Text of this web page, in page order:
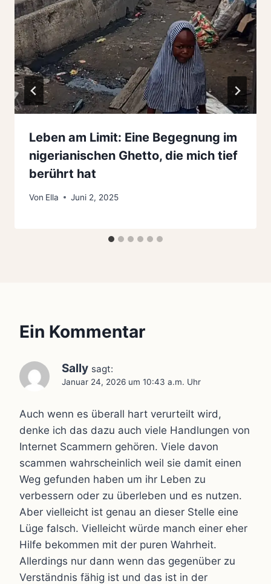
Leben am Limit: Eine Begegnung im
nigerianischen Ghetto, die mich tief
berührt hat
Von Ella Juni 2, 2025
Ein Kommentar
Sally sagt:
Januar 24, 2026 um 10:43 a.m. Uhr
Auch wenn es überall hart verurteilt wird,
denke ich das dazu auch viele Handlungen von
Internet Scammern gehören. Viele davon
scammen wahrscheinlich weil sie damit einen
Weg gefunden haben um ihr Leben zu
verbessern oder zu überleben und es nutzen.
Aber vielleicht ist genau an dieser Stelle eine
Lüge falsch. Vielleicht würde manch einer eher
Hilfe bekommen mit der puren Wahrheit.
Allerdings nur dann wenn das gegenüber zu
Verständnis fähig ist und das ist in der